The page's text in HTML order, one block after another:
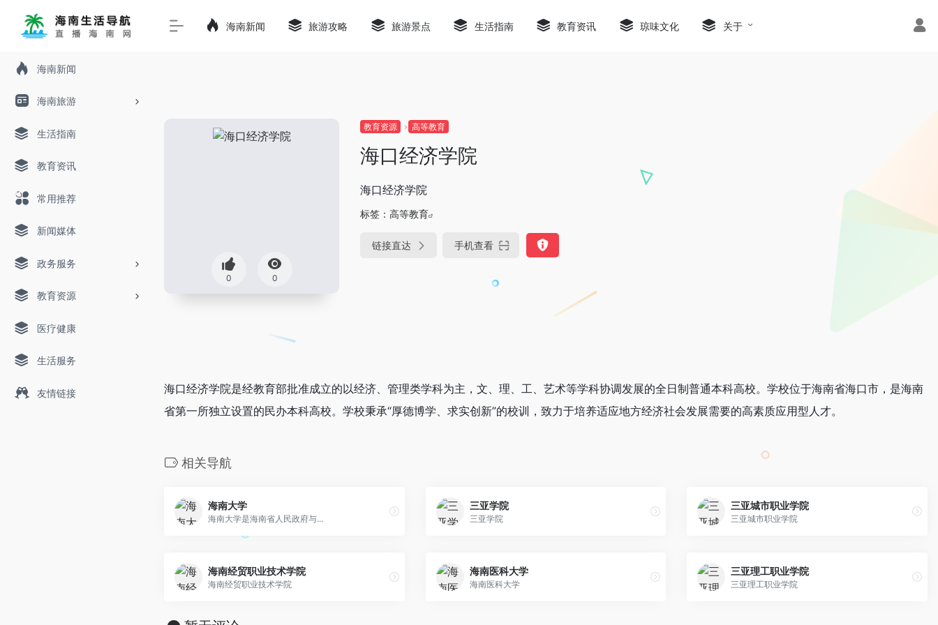
海南新闻
海南旅游
生活指南
教育资讯
常用推荐
新闻媒体
政务服务
教育资源
医疗健康
生活服务
友情链接
海南新闻 旅游攻略 旅游景点 生活指南 教育资讯 琼味文化 关于
0 0
教育资源 高等教育
海口经济学院
海口经济学院
标签： 高等教育
链接直达 手机查看
海口经济学院是经教育部批准成立的以经济、管理类学科为主，文、理、工、艺术等学科协调发展的全日制普通本科高校。学校位于海南省海口市，是海南
省第一所独立设置的民办本科高校。学校秉承“厚德博学、求实创新”的校训，致力于培养适应地方经济社会发展需要的高素质应用型人才。
相关导航
海南大学
海南大学是海南省人民政府与...
三亚学院
三亚学院
三亚城市职业学院
三亚城市职业学院
海南经贸职业技术学院
海南经贸职业技术学院
海南医科大学
海南医科大学
三亚理工职业学院
三亚理工职业学院